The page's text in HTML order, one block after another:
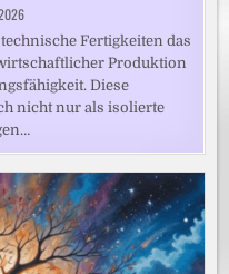
Fertigkeiten das
Produktion
Diese
nicht nur als isolierte